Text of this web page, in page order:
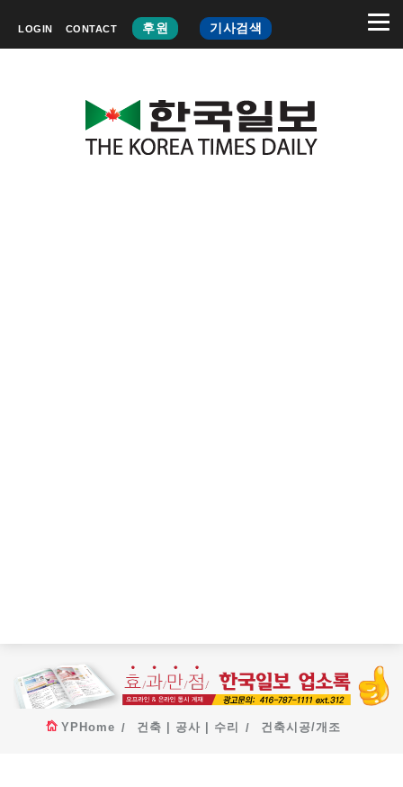
LOGIN CONTACT 후원 기사검색
YPHome 건축 | 공사 | 수리 건축시공/개조